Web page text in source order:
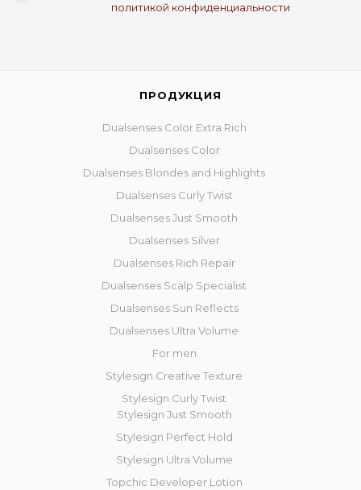
политикой конфиденциальности
ПРОДУКЦИЯ
Dualsenses Color Extra Rich
Dualsenses Color
Dualsenses Blondes and Highlights
Dualsenses Curly Twist
Dualsenses Just Smooth
Dualsenses Silver
Dualsenses Rich Repair
Dualsenses Scalp Specialist
Dualsenses Sun Reflects
Dualsenses Ultra Volume
For men
Stylesign Creative Texture
Stylesign Curly Twist
Stylesign Just Smooth
Stylesign Perfect Hold
Stylesign Ultra Volume
Topchic Developer Lotion